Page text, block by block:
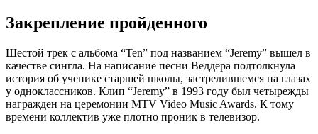
Закрепление пройденного
Шестой трек с альбома “Ten” под названием “Jeremy” вышел в
качестве сингла. На написание песни Веддера подтолкнула
история об ученике старшей школы, застрелившемся на глазах
у одноклассников. Клип “Jeremy” в 1993 году был четырежды
награжден на церемонии MTV Video Music Awards. К тому
времени коллектив уже плотно проник в телевизор.